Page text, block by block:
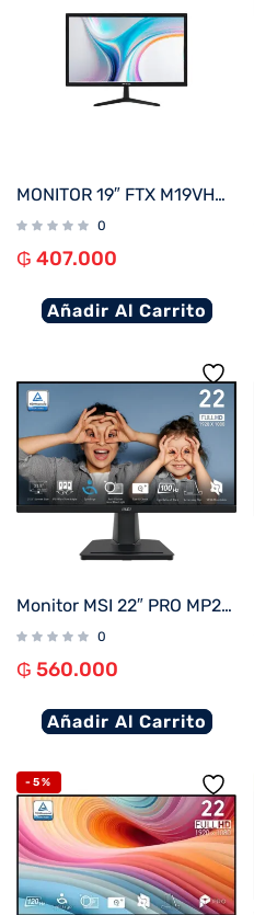
MONITOR 19″ FTX M19VHDBZL HD VGA/HDMI/75HZ/5MS/BIVOLT C/BISEL
0
₲ 407.000
Añadir Al Carrito
Monitor MSI 22″ PRO MP225 100HZ
0
₲ 560.000
Añadir Al Carrito
-5%